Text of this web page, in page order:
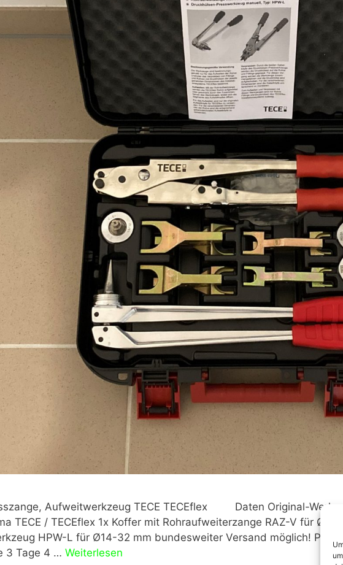
Aufweitwerkzeug TECE TECEflex Daten Original-
TECE / TECEflex 1x Koffer mit Rohraufweiterzange RAZ-V für
HPW-L für Ø14-32 mm bundesweiter Versand möglich!
3 Tage 4 … Weiterlesen